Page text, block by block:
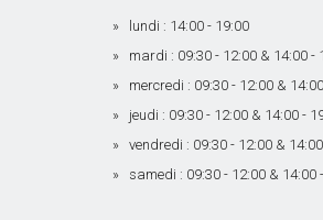
lundi : 14:00 - 19:00
mardi : 09:30 - 12:00 & 14:00 -
mercredi : 09:30 - 12:00 &
jeudi : 09:30 - 12:00 & 14:00 -
vendredi : 09:30 - 12:00 &
samedi : 09:30 - 12:00 & 14:00